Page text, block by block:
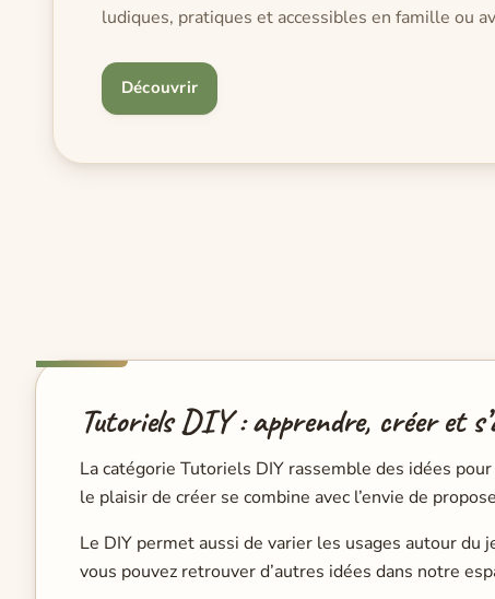
ludiques, pratiques et accessibles en famille ou
Découvrir
Tutoriels DIY : apprendre, créer et
La catégorie Tutoriels DIY rassemble des idées
le plaisir de créer se combine avec l’envie de
Le DIY permet aussi de varier les usages autour
vous pouvez retrouver d’autres idées dans notre